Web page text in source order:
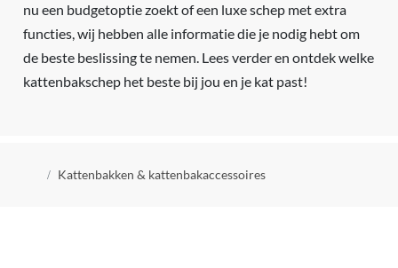
nu een budgetoptie zoekt of een luxe schep met extra
functies, wij hebben alle informatie die je nodig hebt om
de beste beslissing te nemen. Lees verder en ontdek welke
kattenbakschep het beste bij jou en je kat past!
Kruimelpad
Kattenbakken & kattenbakaccessoires